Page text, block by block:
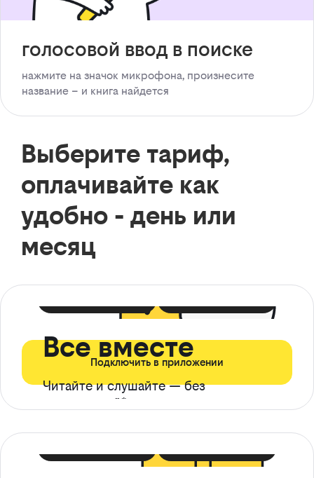
голосовой ввод в поиске
нажмите на значок микрофона, произнесите
название – и книга найдется
Выберите тариф,
оплачивайте как
удобно - день или
месяц
Все вместе
Читайте и слушайте — без
ограничений*
Подключить в приложении